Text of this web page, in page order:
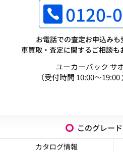
0120-
お電話での査定お申込みも
車買取・査定に関するご相談も
ユーカーパック サ
（受付時間 10:00～
このグレー
カタログ情報